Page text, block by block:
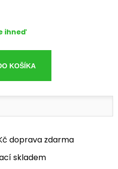
ihneď
KOŠÍKA
doprava zdarma
skladem